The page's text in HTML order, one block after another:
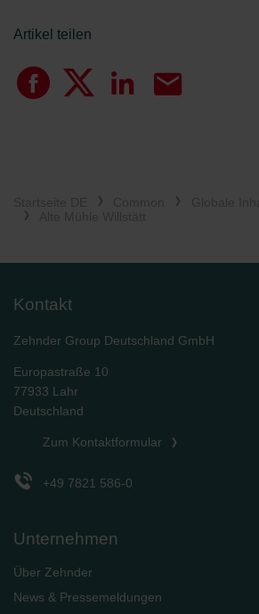
Artikel teilen
Kontakt
Zehnder Group Deutschland GmbH
Europastraße 10
77933 Lahr
Deutschland
Zum Kontaktformular
+49 7821 586-0
Unternehmen
Über Zehnder
News & Pressemeldungen